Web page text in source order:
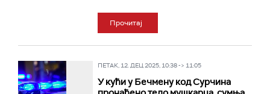
Прочитај
ПЕТАК, 12. ДЕЦ 2025, 10:38 -> 11:05
У кући у Бечмену код Сурчина